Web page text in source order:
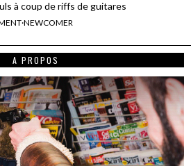
à coup de riffs de guitares
·NEWCOMER
A PROPOS